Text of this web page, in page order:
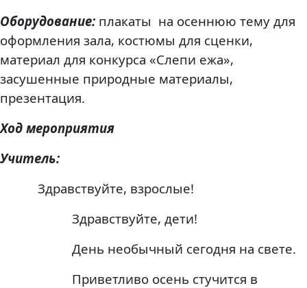
Оборудование: плакаты на осеннюю тему для
оформления зала, костюмы для сценки,
материал для конкурса «Слепи ежа»,
засушенные природные материалы,
презентация.
Ход мероприятия
Учитель:
Здравствуйте, взрослые!
Здравствуйте, дети!
День необычный сегодня на свете.
Приветливо осень стучится в